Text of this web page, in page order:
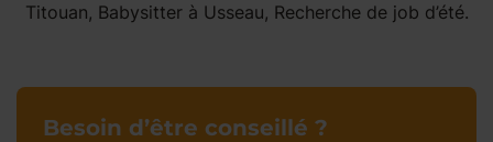
Titouan, Babysitter à Usseau, Recherche de job d’été.
Besoin d’être conseillé ?